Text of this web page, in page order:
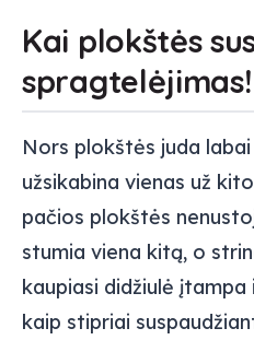
Kai plokštės
spragtelėjimas!
Nors plokštės juda
užsikabina vienas už
pačios plokštės
stumia viena kitą, o
kaupiasi didžiulė įtampa
kaip stipriai